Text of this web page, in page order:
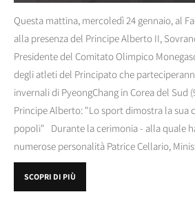
Questa mattina, mercoledì 24 gennaio, al
alla presenza del Principe Alberto II,
Presidente del Comitato Olimpico
degli atleti del Principato che
invernali di PyeongChang in Corea del Sud
Principe Alberto: "Lo sport dimostra la sua
popoli" Durante la cerimonia - alla quale
numerose personalità Patrice Cellario,
SCOPRI DI PIÙ